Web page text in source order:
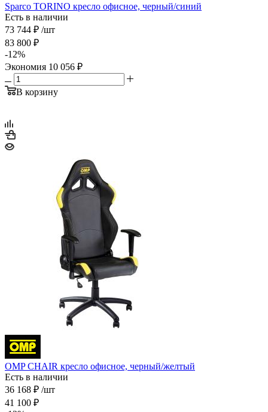
Sparco TORINO кресло офисное, черный/синий
Есть в наличии
73 744 ₽ /шт
83 800 ₽
-12%
Экономия 10 056 ₽
В корзину
OMP CHAIR кресло офисное, черный/желтый
Есть в наличии
36 168 ₽ /шт
41 100 ₽